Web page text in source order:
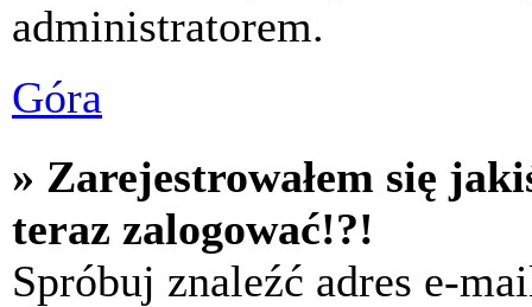
administratorem.
Góra
» Zarejestrowałem się
teraz zalogować!?!
Spróbuj znaleźć adres e-